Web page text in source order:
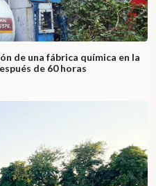
de una fábrica química en la
de 60 horas